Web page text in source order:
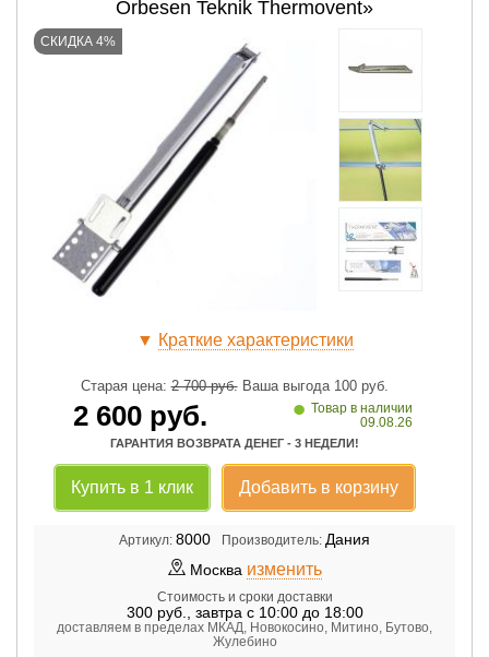
Orbesen Teknik Thermovent»
СКИДКА 4%
▼ Краткие характеристики
Старая цена:2 700руб. Ваша выгода100руб.
2 600руб. • Товар в наличии
09.08.26
ГАРАНТИЯ ВОЗВРАТА ДЕНЕГ - 3 НЕДЕЛИ!
Купить в 1 клик Добавить в корзину
Артикул: 8000 Производитель: Дания
Москва изменить
Стоимость и сроки доставки
300руб. завтра с 10:00 до 18:00
доставляем в пределах МКАД, Новокосино, Митино, Бутово,
Жулебино